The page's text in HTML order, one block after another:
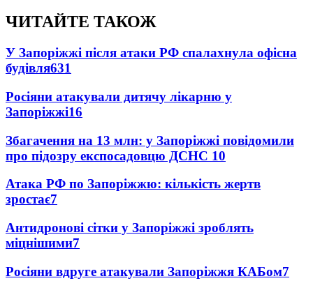
ЧИТАЙТЕ ТАКОЖ
У Запоріжжі після атаки РФ спалахнула офісна
будівля631
Росіяни атакували дитячу лікарню у
Запоріжжі16
Збагачення на 13 млн: у Запоріжжі повідомили
про підозру експосадовцю ДСНС 10
Атака РФ по Запоріжжю: кількість жертв
зростає7
Антидронові сітки у Запоріжжі зроблять
міцнішими7
Росіяни вдруге атакували Запоріжжя КАБом7